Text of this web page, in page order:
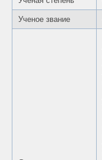
Ученое звание